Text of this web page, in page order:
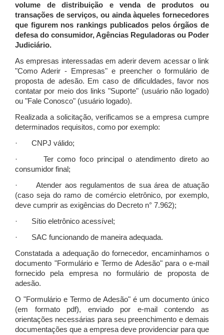
volume de distribuição e venda de produtos ou
transações de serviços, ou ainda àqueles fornecedores
que figurem nos rankings publicados pelos órgãos de
defesa do consumidor, Agências Reguladoras ou Poder
Judiciário.
As empresas interessadas em aderir devem acessar o link
"Como Aderir - Empresas" e preencher o formulário de
proposta de adesão. Em caso de dificuldades, favor nos
contatar por meio dos links "Suporte" (usuário não logado)
ou "Fale Conosco" (usuário logado).
Realizada a solicitação, verificamos se a empresa cumpre
determinados requisitos, como por exemplo:
· CNPJ válido;
· Ter como foco principal o atendimento direto ao
consumidor final;
· Atender aos regulamentos de sua área de atuação
(caso seja do ramo de comércio eletrônico, por exemplo,
deve cumprir as exigências do Decreto n° 7.962);
· Sítio eletrônico acessível;
· SAC funcionando de maneira adequada.
Constatada a adequação do fornecedor, encaminhamos o
documento "Formulário e Termo de Adesão" para o e-mail
fornecido pela empresa no formulário de proposta de
adesão.
O "Formulário e Termo de Adesão" é um documento único
(em formato pdf), enviado por e-mail contendo as
orientações necessárias para seu preenchimento e demais
documentações que a empresa deve providenciar para que